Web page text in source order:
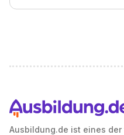
Ausbildung.de ist eines